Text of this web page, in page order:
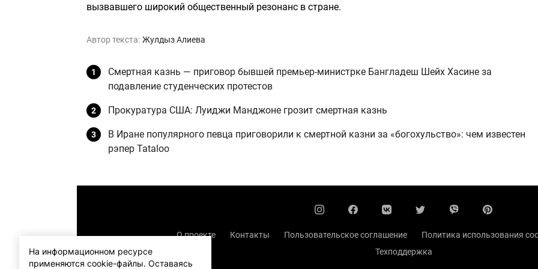
вызвавшего широкий общественный резонанс в стране.
Автор текста: Жулдыз Алиева
Смертная казнь — приговор бывшей премьер-министрке Бангладеш Шейх Хасине за
подавление студенческих протестов
Прокуратура США: Луиджи Манджоне грозит смертная казнь
В Иране популярного певца приговорили к смертной казни за «богохульство»: чем известен
рэпер Tataloo
О проекте Контакты Пользовательское соглашение Политика использования
Техподдержка
На информационном ресурсе
применяются cookie-файлы. Оставаясь